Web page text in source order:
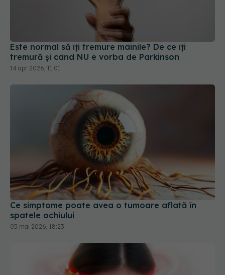
Este normal să îți tremure mâinile? De ce îți
tremură și când NU e vorba de Parkinson
14 apr 2026, 11:01
Ce simptome poate avea o tumoare aflată în
spatele ochiului
05 mai 2026, 18:23